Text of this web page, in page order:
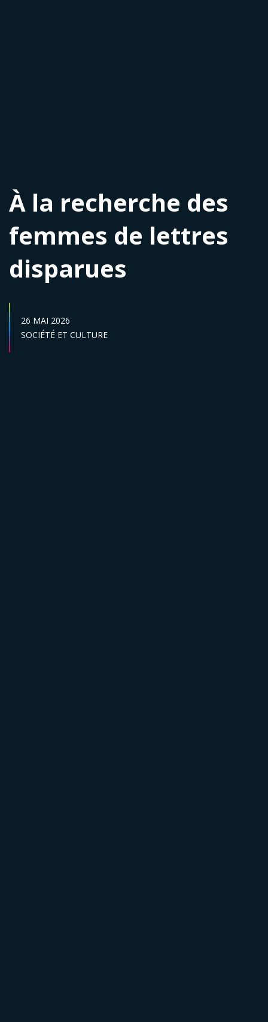
À la recherche des
femmes de lettres
disparues
DATE DE PUBLICATION :
26 MAI 2026
Secteur :
SOCIÉTÉ ET CULTURE